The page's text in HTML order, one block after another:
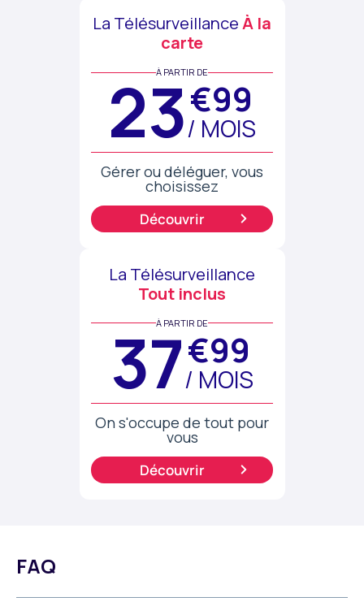
La TélésurveillanceÀ la
carte
À PARTIR DE
23€99
/ MOIS
Gérer ou déléguer, vous
choisissez
Découvrir
La Télésurveillance
Tout inclus
À PARTIR DE
37€99
/ MOIS
On s'occupe de tout pour
vous
Découvrir
FAQ